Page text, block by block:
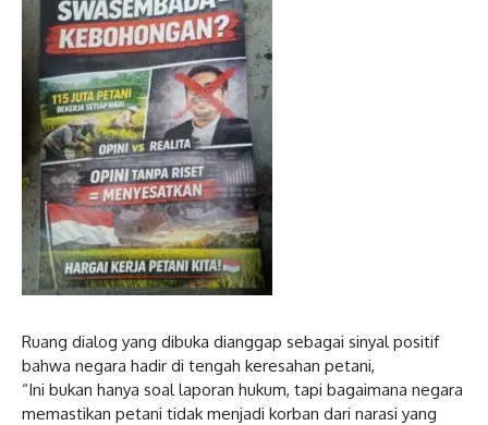
Ruang dialog yang dibuka dianggap sebagai sinyal positif
bahwa negara hadir di tengah keresahan petani,
“Ini bukan hanya soal laporan hukum, tapi bagaimana negara
memastikan petani tidak menjadi korban dari narasi yang